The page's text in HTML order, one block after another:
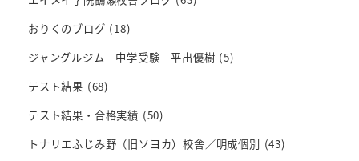
おりくのブログ (18)
ジャングルジム 中学受験 平出優樹 (5)
テスト結果 (68)
テスト結果・合格実績 (50)
トナリエふじみ野（旧ソヨカ）校舎／明成個別 (43)